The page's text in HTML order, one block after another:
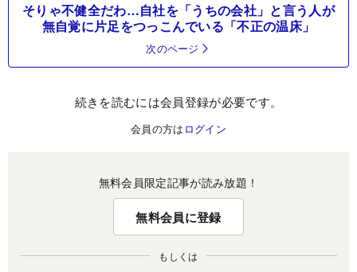
そりゃ不健全だわ…自社を「うちの会社」と言う人が
無自覚に片足をつっこんでいる「不正の温床」
次のページ
続きを読むには会員登録が必要です。
会員の方は ログイン
無料会員限定記事が読み放題！
無料会員に登録
もしくは